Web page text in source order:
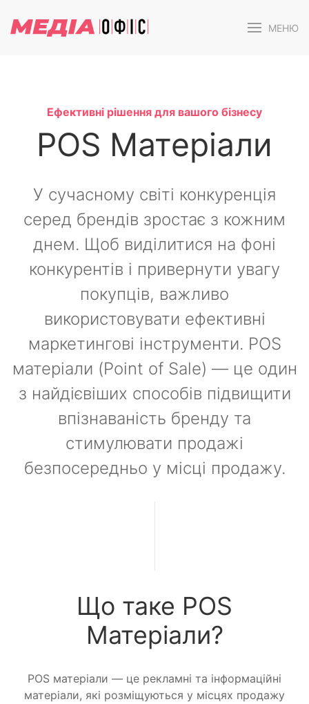
МЕНЮ
Ефективні рішення для вашого бізнесу
POS Матеріали
У сучасному світі конкуренція
серед брендів зростає з кожним
днем. Щоб виділитися на фоні
конкурентів і привернути увагу
покупців, важливо
використовувати ефективні
маркетингові інструменти. POS
матеріали (Point of Sale) — це один
з найдієвіших способів підвищити
впізнаваність бренду та
стимулювати продажі
безпосередньо у місці продажу.
Що таке POS
Матеріали?
POS матеріали — це рекламні та інформаційні
матеріали, які розміщуються у місцях продажу